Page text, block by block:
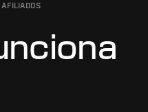
AFILIADOS